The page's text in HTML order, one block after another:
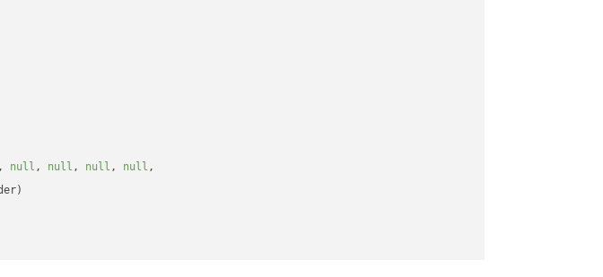
, null , null , null , null ,